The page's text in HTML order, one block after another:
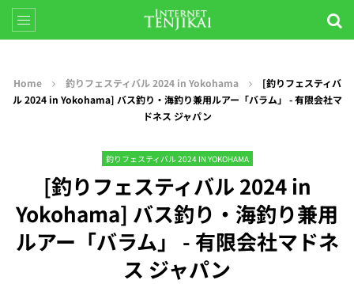
Home 釣りフェスティバル 2024 in Yokohama
[釣りフェスティバ
ル 2024 in Yokohama] バス釣り・海釣り兼用ルアー「バラム」 - 有限会社マ
ドネス ジャパン
釣りフェスティバル 2024 IN YOKOHAMA
[釣りフェスティバル 2024 in
Yokohama] バス釣り・海釣り兼用
ルアー「バラム」 - 有限会社マドネ
ス ジャパン